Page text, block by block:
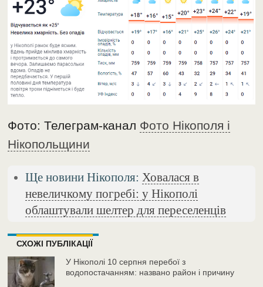
Фото: Телеграм-канал Фото Нікополя і
Нікопольщини
Ще новини Нікополя: Ховалася в
невеличкому погребі: у Нікополі
облаштували шелтер для переселенців
СХОЖІ ПУБЛІКАЦІЇ
У Нікополі 10 серпня перебої з
водопостачанням: названо район і причину